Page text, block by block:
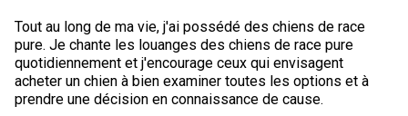
Kelpie australien
Berger australien
Azawakh
Basenji
Chien esquimau américain (miniature)
Chien esquimau américain (standard)
Chiens de sport
Barbet
Terriers
Chien égaré
Soutien à la communauté des éleveurs
Stratégies en matière de santé des races
CONDITIONS D’ADMISSIBILITÉ
Groupe 1 - Chiens de sport
Programme de soutien aux éleveurs de Trupanion
Concours sur le terrain pour beagles
Programme Bon voisin canin du CCC
CanuckDogs.com
Procédure pour enregistrer un chien au CCC
Sociétés affiliées
Royal Canin
Adhésion au CCC
1-855-880-6237
Bureau des commandes
Tout au long de ma vie, j'ai possédé des chiens de race
pure. Je chante les louanges des chiens de race pure
quotidiennement et j'encourage ceux qui envisagent
acheter un chien à bien examiner toutes les options et à
prendre une décision en connaissance de cause.